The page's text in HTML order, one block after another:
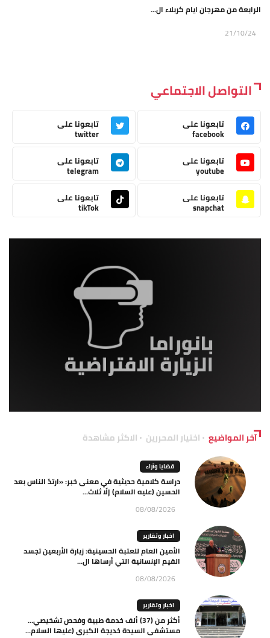
الرابعة من مهرجان ايام كربلاء ال...
21/10/24
التواصل الاجتماعي
تابعونا على
facebook
تابعونا على
twitter
تابعونا على
youtube
تابعونا على
telegram
تابعونا على
snapchat
تابعونا على
tikTok
آخر المواضيع اختيار المحررين الاكثر مشاهدة
قضايا وآراء
دراسة كلامية حديثية في معنى خبر: «ارتدّ الناس بعد
الحسين (عليه السلام) إلّا ثلاث...
08/08/2026
اخبار وتقارير
الأمين العام للعتبة الحسينية: زيارة الأربعين تجسد
القيم الإنسانية التي أرساها ال...
08/08/2026
اخبار وتقارير
أكثر من (37) ألف خدمة طبية وفحص تشخيصي…
مستشفى السيدة خديجة الكبرى (عليها السلام...